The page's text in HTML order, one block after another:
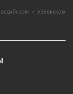
и Узбекском